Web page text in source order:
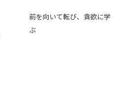
前を向いて転び、貪欲に学
ぶ